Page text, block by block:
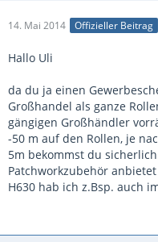
14. Mai 2014 Offizieller Beitrag
Hallo Uli
da du ja einen
Großhandel als ganze
gängigen Großhändler
-50 m auf den Rollen, je
5m bekommst du
Patchworkzubehör
H630 hab ich z.Bsp. auch